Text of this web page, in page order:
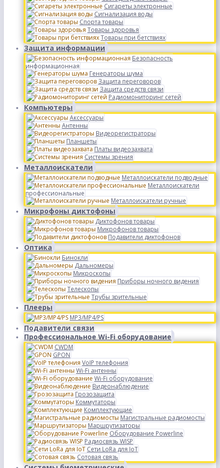
Сигареты электронные
Сигнализация воды
Спорта товары
Товары здоровья
Товары при бетствиях
Защита информации
Безопасность
информационная
Генераторы шума
Защита переговоров
Защита средств связи
Радиомониторинг сетей
Компьютеры
Аксессуары
Антенны
Видеорегистраторы
Планшеты
Платы видеозахвата
Системы зрения
Металлоискатели
Металлоискатели подводные
Металлоискатели
профессиональные
Металлоискатели ручные
Микрофоны диктофоны
Диктофонов товары
Микрофонов товары
Подавители диктофонов
Оптика
Бинокли
Дальномеры
Микроскопы
Приборы ночного видения
Телескопы
Трубы зрительные
Плееры
MP3/MP4/PS
Подавители связи
Профессиональное Wi-Fi оборудование
CWDM
GPON
VoIP телефония
Wi-Fi антенны
Wi-Fi оборудование
Видеонаблюдение
Грозозащита
Коммутаторы
Комплектующие
Магистральные радиомосты
Маршрутизаторы
Оборудование Powerline
Радиосвязь WISP
Сети LoRa для IoT
Сотовая связь